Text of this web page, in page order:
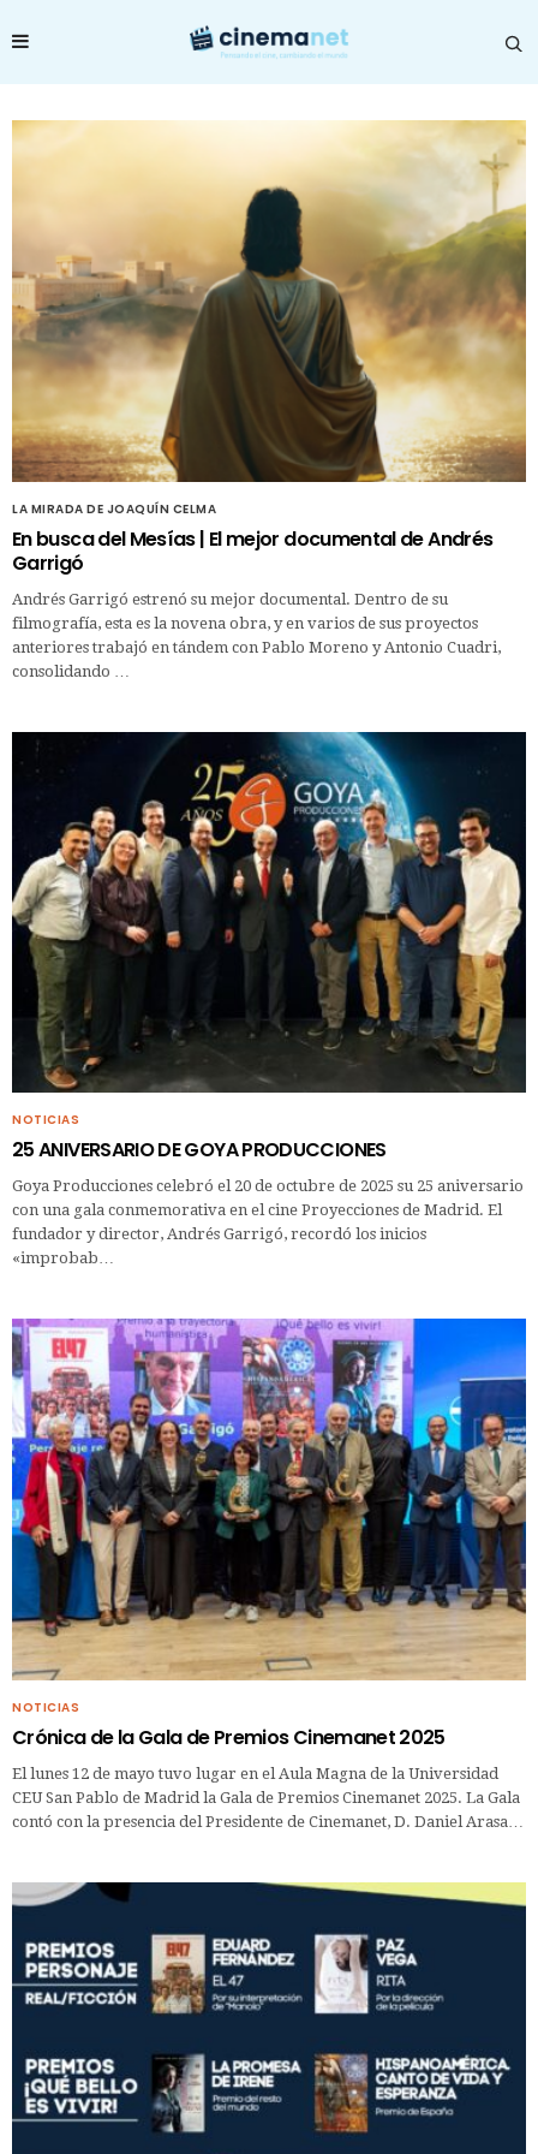
LA MIRADA DE JOAQUÍN CELMA
En busca del Mesías | El mejor documental de Andrés
Garrigó
Andrés Garrigó estrenó su mejor documental. Dentro de su
filmografía, esta es la novena obra, y en varios de sus proyectos
anteriores trabajó en tándem con Pablo Moreno y Antonio Cuadri,
consolidando …
NOTICIAS
25 ANIVERSARIO DE GOYA PRODUCCIONES
Goya Producciones celebró el 20 de octubre de 2025 su 25 aniversario
con una gala conmemorativa en el cine Proyecciones de Madrid. El
fundador y director, Andrés Garrigó, recordó los inicios
«improbab…
NOTICIAS
Crónica de la Gala de Premios Cinemanet 2025
El lunes 12 de mayo tuvo lugar en el Aula Magna de la Universidad
CEU San Pablo de Madrid la Gala de Premios Cinemanet 2025. La Gala
contó con la presencia del Presidente de Cinemanet, D. Daniel Arasa…